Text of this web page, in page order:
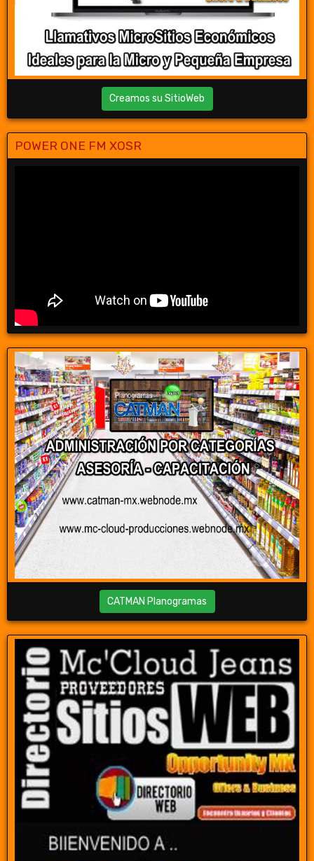
Creamos su SitioWeb
POWER ONE FM XOSR
CATMAN Planogramas